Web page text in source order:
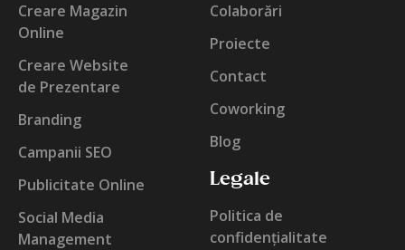
Creare Magazin
Online
Creare Website
de Prezentare
Branding
Campanii SEO
Publicitate Online
Social Media
Management
Colaborări
Proiecte
Contact
Coworking
Blog
Legale
Politica de
confidențialitate